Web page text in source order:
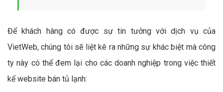
Để khách hàng có được sự tin tưởng với dịch vụ của
VietWeb, chúng tôi sẽ liệt kê ra những sự khác biệt mà công
ty này có thể đem lại cho các doanh nghiệp trong việc thiết
kế website bán tủ lạnh: